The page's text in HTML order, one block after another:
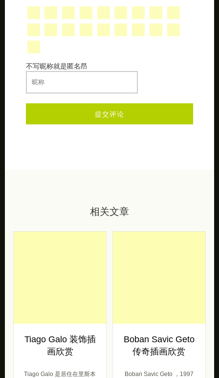
不写昵称就是匿名昂
相关文章
Tiago Galo 装饰插
画欣赏
Tiago Galo 是居住在里斯本
Boban Savic Geto
传奇插画欣赏
Boban Savic Geto ，1997